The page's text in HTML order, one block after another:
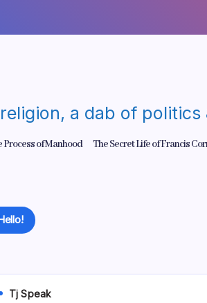
a dab of
Process of Manhood The Secret Life of Francis
Tj Speak